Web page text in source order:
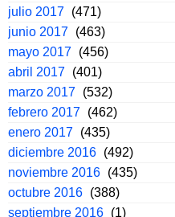
julio 2017 (471)
junio 2017 (463)
mayo 2017 (456)
abril 2017 (401)
marzo 2017 (532)
febrero 2017 (462)
enero 2017 (435)
diciembre 2016 (492)
noviembre 2016 (435)
octubre 2016 (388)
septiembre 2016 (1)